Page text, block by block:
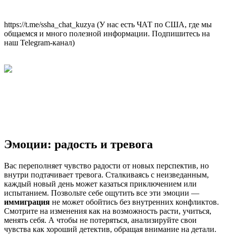
https://t.me/ssha_chat_kuzya (У нас есть ЧАТ по США, где мы
общаемся и много полезной информации. Подпишитесь на
наш Telegram-канал)
Эмоции: радость и тревога
Вас переполняет чувство радости от новых перспектив, но
внутри подтачивает тревога. Сталкиваясь с неизведанным,
каждый новый день может казаться приключением или
испытанием. Позвольте себе ощутить все эти эмоции —
иммиграция не может обойтись без внутренних конфликтов.
Смотрите на изменения как на возможность расти, учиться,
менять себя. А чтобы не потеряться, анализируйте свои
чувства как хороший детектив, обращая внимание на детали.